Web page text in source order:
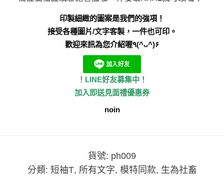
印製細緻的圖案是我們的強項！
接受各種圖片/文字客製，一件也可印。
歡迎來訊為您介紹喔٩(^ᴗ^)۶
！LINE好友募集中！
加入即送見面禮優惠券
noin
貨號: ph009
分類: 短袖T, 所有文字, 模特同款, 生為社畜